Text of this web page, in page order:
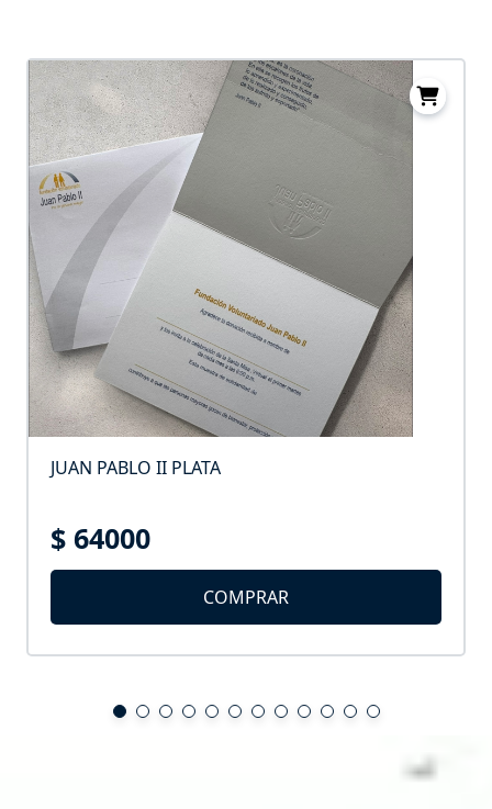
JUAN PABLO II PLATA
$ 64000
COMPRAR